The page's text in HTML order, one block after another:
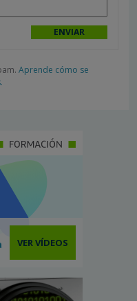
Aprende cómo se
VER VÍDEOS